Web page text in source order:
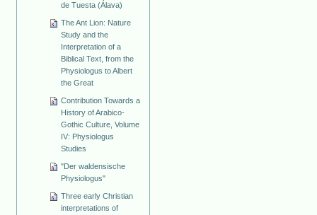
de Tuesta (Álava)
The Ant Lion: Nature
Study and the
Interpretation of a
Biblical Text, from the
Physiologus to Albert
the Great
Contribution Towards a
History of Arabico-
Gothic Culture, Volume
IV: Physiologus
Studies
"Der waldensische
Physiologus"
Three early Christian
interpretations of